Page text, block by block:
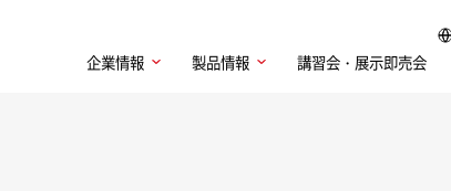
企業情報 製品情報 講習会・展示即売会